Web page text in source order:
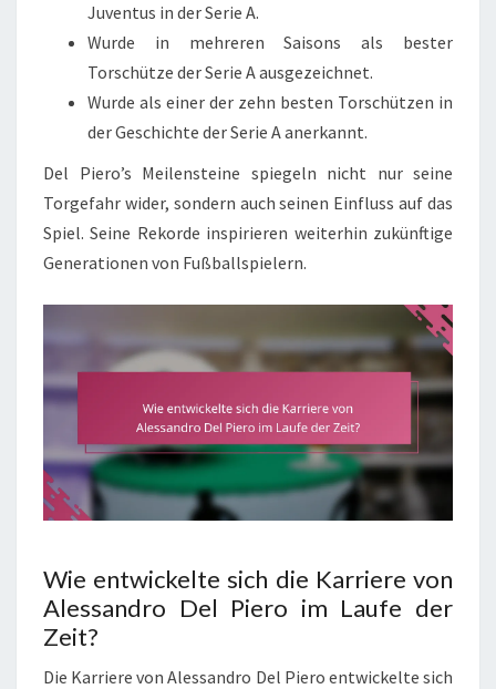
Juventus in der Serie A.
Wurde in mehreren Saisons als bester
Torschütze der Serie A ausgezeichnet.
Wurde als einer der zehn besten Torschützen in
der Geschichte der Serie A anerkannt.
Del Piero’s Meilensteine spiegeln nicht nur seine
Torgefahr wider, sondern auch seinen Einfluss auf das
Spiel. Seine Rekorde inspirieren weiterhin zukünftige
Generationen von Fußballspielern.
Wie entwickelte sich die Karriere von
Alessandro Del Piero im Laufe der
Zeit?
Die Karriere von Alessandro Del Piero entwickelte sich